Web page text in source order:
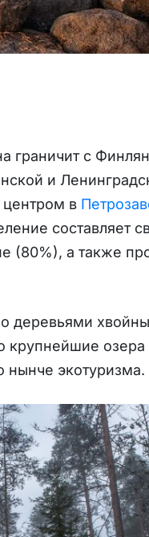
граничит с
и
центром в
составляет
(80%), а также
деревьями
крупнейшие
нынче экотуризма.